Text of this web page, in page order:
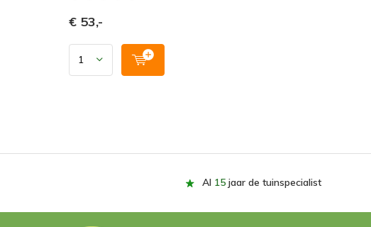
€ 53,-
Al 15 jaar de tuinspecialist